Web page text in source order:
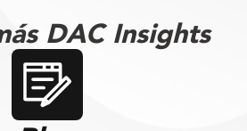
DAC Insights